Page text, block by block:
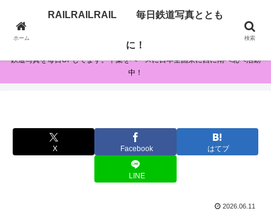
RAILRAILRAIL 毎日鉄道写真とともに！
鉄道写真を毎日UPしてます。千葉をベースに日本全国東に西に南へ北へ活動
中！
X Facebook はてブ
LINE
2026.06.11
ホーム
RAILRAILRAIL 毎日鉄道写真ととも
に！
検索